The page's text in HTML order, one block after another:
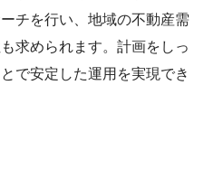
チを行い、地域の不動産需
求められます。計画をしっ
で安定した運用を実現でき